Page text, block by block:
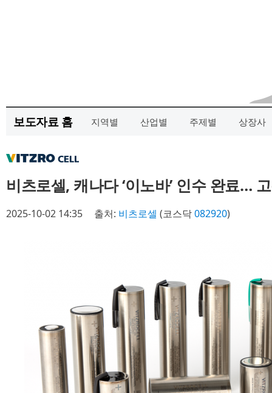
보도자료 홈 지역별 산업별 주제별 상장사
비츠로셀, 캐나다 ‘이노바’ 인수 완료…
2025-10-02 14:35 출처: 비츠로셀 (코스닥082920)